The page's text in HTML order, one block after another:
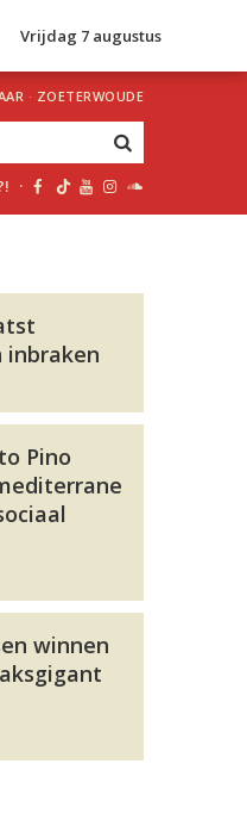
Vrijdag 7 augustus
· ZOETERWOUDE
·
inbraken
Pino
winnen